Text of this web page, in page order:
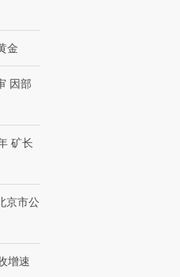
金
因部
矿长
京市公
增速